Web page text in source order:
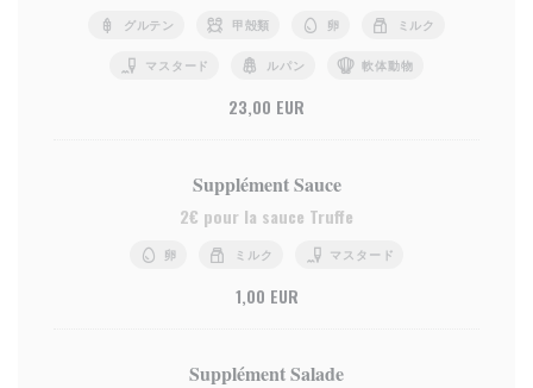
グルテン 甲殻類 卵 ミルク
マスタード ルパン 軟体動物
23,00 EUR
Supplément Sauce
2€ pour la sauce Truffe
卵 ミルク マスタード
1,00 EUR
Supplément Salade